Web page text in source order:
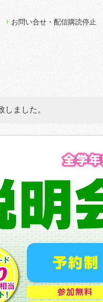
お問い合せ・配信購読停止
ました。